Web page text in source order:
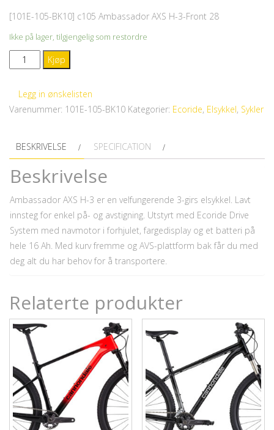
[101E-105-BK10] c105 Ambassador AXS H-3-Front 28
Ikke på lager, tilgjengelig som restordre
Ecoride
Ambassador
Kjøp
Legg in ønskelisten
Varenummer: 101E-105-BK10 Kategorier: Ecoride, Elsykkel, Sykler
BESKRIVELSE SPECIFICATION
Beskrivelse
Ambassador AXS H-3 er en velfungerende 3-girs elsykkel. Lavt
innsteg for enkel på- og avstigning. Utstyrt med Ecoride Drive
System med navmotor i forhjulet, fargedisplay og et batteri på
hele 16 Ah. Med kurv fremme og AVS-plattform bak får du med
deg alt du har behov for å transportere.
Relaterte produkter